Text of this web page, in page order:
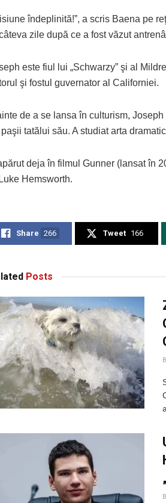
îndeplinită!”, a scris Baena pe
zile după ce a fost văzut
este fiul lui „Schwarzy” şi al
şi fostul guvernator al Californiei.
de a se lansa în culturism,
paşii tatălui său. A studiat arta
deja în filmul Gunner (lansat în
Hemsworth.
Share 266 Tweet 166
Posts